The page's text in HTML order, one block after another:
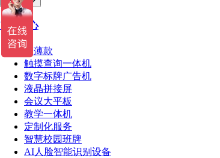
产品中心
超薄款
触摸查询一体机
数字标牌广告机
液晶拼接屏
会议大平板
教学一体机
定制化服务
智慧校园班牌
AI人脸智能识别设备